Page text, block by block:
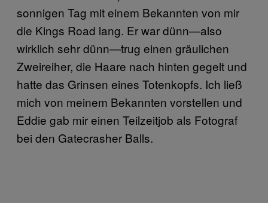
sonnigen Tag mit einem Bekannten von mir
die Kings Road lang. Er war dünn—also
wirklich sehr dünn—trug einen gräulichen
Zweireiher, die Haare nach hinten gegelt und
hatte das Grinsen eines Totenkopfs. Ich ließ
mich von meinem Bekannten vorstellen und
Eddie gab mir einen Teilzeitjob als Fotograf
bei den Gatecrasher Balls.